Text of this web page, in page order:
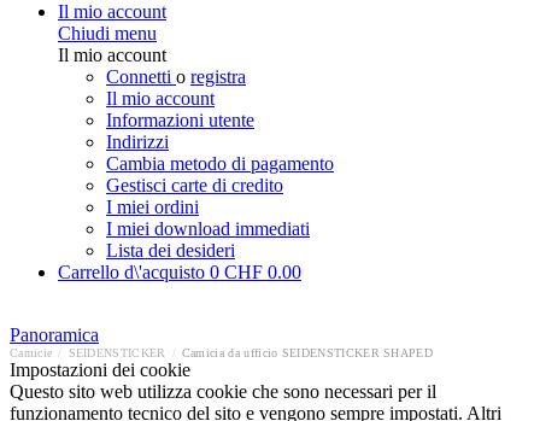
Il mio account
Chiudi menu
Il mio account
Connetti o registra
Il mio account
Informazioni utente
Indirizzi
Cambia metodo di pagamento
Gestisci carte di credito
I miei ordini
I miei download immediati
Lista dei desideri
Carrello d\'acquisto 0 CHF 0.00
Panoramica
Camicie SEIDENSTICKER Camicia da ufficio SEIDENSTICKER SHAPED
Impostazioni dei cookie
Questo sito web utilizza cookie che sono necessari per il
funzionamento tecnico del sito e vengono sempre impostati. Altri